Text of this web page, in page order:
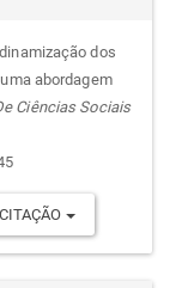
dos
abordagem
Ciências Sociais